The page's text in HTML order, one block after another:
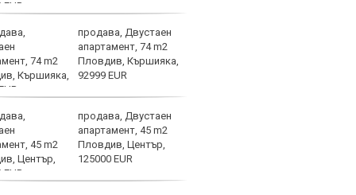
продава, Двустаен
апартамент, 74 m2
Пловдив, Кършияка,
92999 EUR
продава, Двустаен
апартамент, 45 m2
Пловдив, Център,
125000 EUR